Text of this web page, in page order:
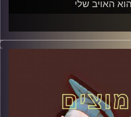
האויב שלי
גלעד הירשברגר במבט